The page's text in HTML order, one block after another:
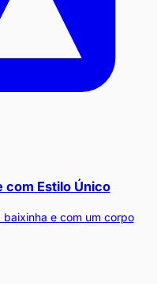
com Estilo Único
baixinha e com um corpo